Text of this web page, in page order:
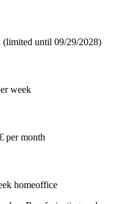
(limited until 09/29/2028)
week
per month
homeoffice